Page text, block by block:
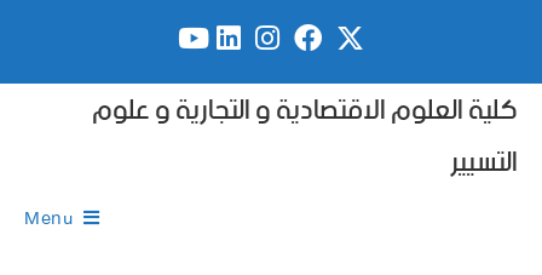
كلية العلوم الاقتصادية و التجارية و علوم
التسيير
Menu